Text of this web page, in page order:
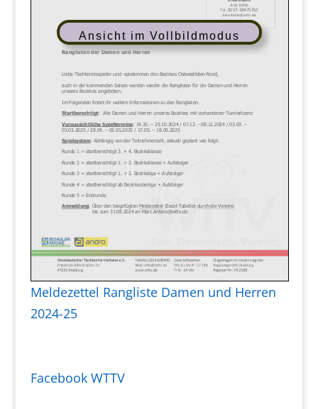
Ansicht im Vollbildmodus
Meldezettel Rangliste Damen und Herren
2024-25
Facebook WTTV